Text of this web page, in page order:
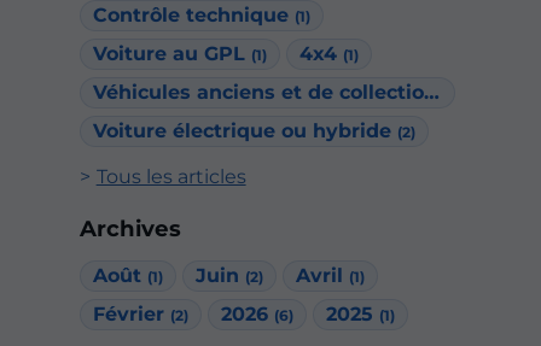
Contrôle technique (1)
Voiture au GPL (1) 4x4 (1)
Véhicules anciens et de collection
Voiture électrique ou hybride (2)
Tous les articles
Archives
Août (1) Juin (2) Avril (1)
Février (2) 2026 (6) 2025 (1)
technique pour les véhicules fonctionnant au
GPL, en soulignant les points essentiels à
maîtriser pour garantir la sécurité et la
conformité.